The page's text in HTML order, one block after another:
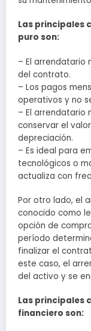
Las principales
puro son:
– El arrendatario
del contrato.
– Los pagos
operativos y no
– El arrendatario
conservar el
depreciación.
– Es ideal para
tecnológicos o
actualiza con
Por otro lado, el
conocido como
opción de
período
finalizar el
este caso, el
del activo y se
Las principales
financiero son: